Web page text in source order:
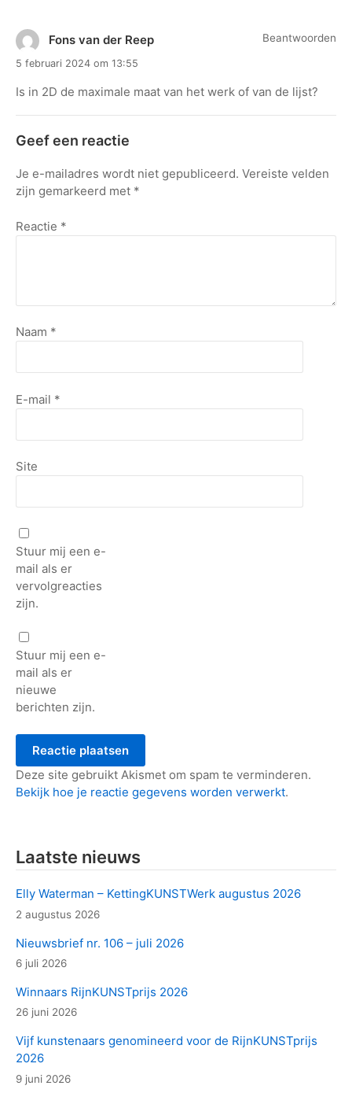
Fons van der Reep
5 februari 2024 om 13:55
Is in 2D de maximale maat van het werk of van de lijst?
Beantwoorden
Geef een reactie
Je e-mailadres wordt niet gepubliceerd. Vereiste velden
zijn gemarkeerd met *
Reactie *
Naam *
E-mail *
Site
Stuur mij een e-
mail als er
vervolgreacties
zijn.
Stuur mij een e-
mail als er
nieuwe
berichten zijn.
Deze site gebruikt Akismet om spam te verminderen.
Bekijk hoe je reactie gegevens worden verwerkt.
Laatste nieuws
Elly Waterman – KettingKUNSTWerk augustus 2026
2 augustus 2026
Nieuwsbrief nr. 106 – juli 2026
6 juli 2026
Winnaars RijnKUNSTprijs 2026
26 juni 2026
Vijf kunstenaars genomineerd voor de RijnKUNSTprijs
2026
9 juni 2026